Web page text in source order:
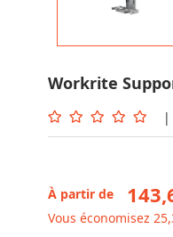
Workrite
|
À partir de
Vous économisez